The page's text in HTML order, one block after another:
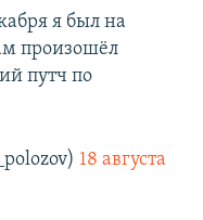
я был на
произошёл
путч по
18 августа